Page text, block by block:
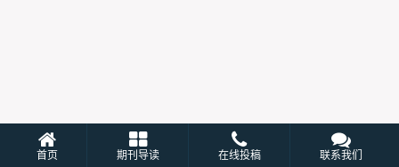
首页 期刊导读 在线投稿 联系我们